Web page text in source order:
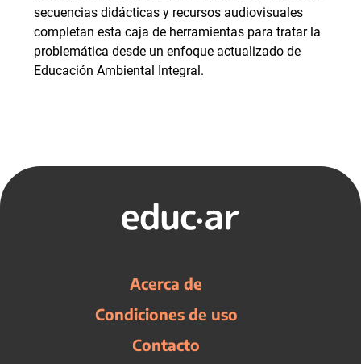
secuencias didácticas y recursos audiovisuales
completan esta caja de herramientas para tratar la
problemática desde un enfoque actualizado de
Educación Ambiental Integral.
Acerca de
Condiciones de uso
Contacto